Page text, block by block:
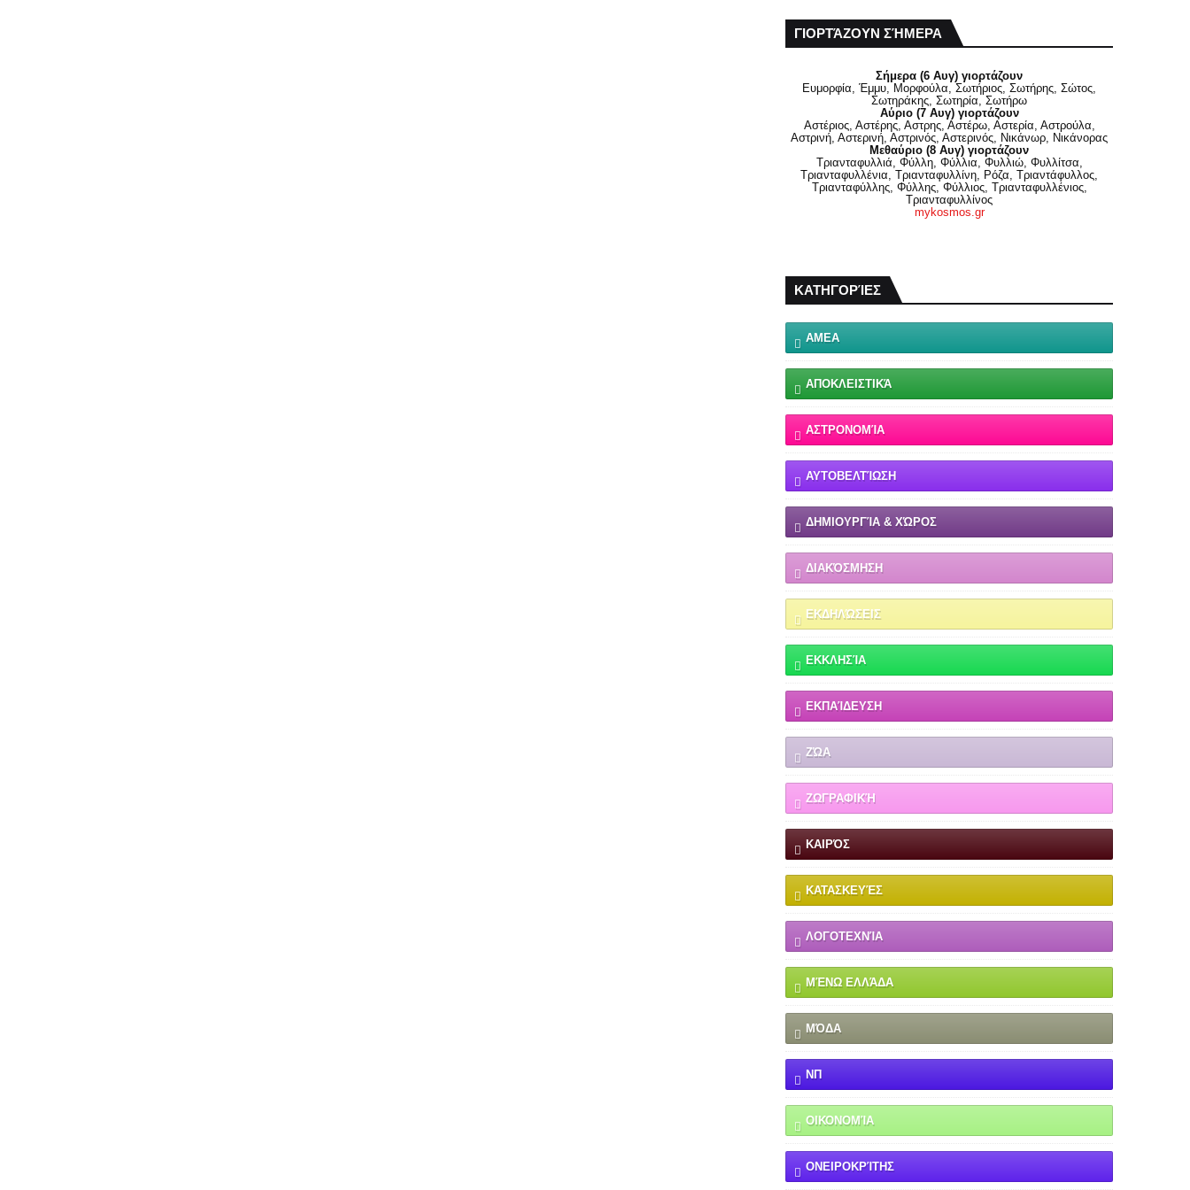
ΓΙΟΡΤΆΖΟΥΝ ΣΉΜΕΡΑ
Σήμερα (6 Αυγ) γιορτάζουν
Ευμορφία, Έμμυ, Μορφούλα, Σωτήριος, Σωτήρης, Σώτος,
Σωτηράκης, Σωτηρία, Σωτήρω
Αύριο (7 Αυγ) γιορτάζουν
Αστέριος, Αστέρης, Αστρης, Αστέρω, Αστερία, Αστρούλα,
Αστρινή, Αστερινή, Αστρινός, Αστερινός, Νικάνωρ, Νικάνορας
Μεθαύριο (8 Αυγ) γιορτάζουν
Τριανταφυλλιά, Φύλλη, Φύλλια, Φυλλιώ, Φυλλίτσα,
Τριανταφυλλένια, Τριανταφυλλίνη, Ρόζα, Τριαντάφυλλος,
Τριανταφύλλης, Φύλλης, Φύλλιος, Τριανταφυλλένιος,
Τριανταφυλλίνος
mykosmos.gr
ΚΑΤΗΓΟΡΊΕΣ
ΑΜΕΑ
ΑΠΟΚΛΕΙΣΤΙΚΆ
ΑΣΤΡΟΝΟΜΊΑ
ΑΥΤΟΒΕΛΤΊΩΣΗ
ΔΗΜΙΟΥΡΓΊΑ & ΧΏΡΟΣ
ΔΙΑΚΌΣΜΗΣΗ
ΕΚΔΗΛΏΣΕΙΣ
ΕΚΚΛΗΣΊΑ
ΕΚΠΑΊΔΕΥΣΗ
ΖΏΑ
ΖΩΓΡΑΦΙΚΉ
ΚΑΙΡΌΣ
ΚΑΤΑΣΚΕΥΈΣ
ΛΟΓΟΤΕΧΝΊΑ
ΜΈΝΩ ΕΛΛΆΔΑ
ΜΌΔΑ
ΝΠ
ΟΙΚΟΝΟΜΊΑ
ΟΝΕΙΡΟΚΡΊΤΗΣ